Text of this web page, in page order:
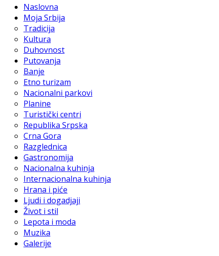
Naslovna
Moja Srbija
Tradicija
Kultura
Duhovnost
Putovanja
Banje
Etno turizam
Nacionalni parkovi
Planine
Turistički centri
Republika Srpska
Crna Gora
Razglednica
Gastronomija
Nacionalna kuhinja
Internacionalna kuhinja
Hrana i piće
Ljudi i dogadjaji
Život i stil
Lepota i moda
Muzika
Galerije